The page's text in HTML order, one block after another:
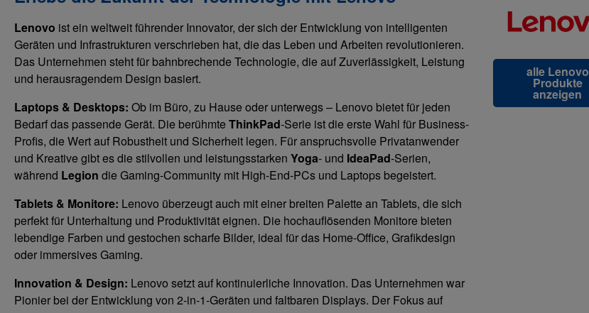
Lenovo ist ein weltweit führender Innovator, der sich der Entwicklung von intelligenten
Geräten und Infrastrukturen verschrieben hat, die das Leben und Arbeiten revolutionieren.
Das Unternehmen steht für bahnbrechende Technologie, die auf Zuverlässigkeit, Leistung
und herausragendem Design basiert.
Laptops & Desktops: Ob im Büro, zu Hause oder unterwegs – Lenovo bietet für jeden
Bedarf das passende Gerät. Die berühmte ThinkPad-Serie ist die erste Wahl für Business-
Profis, die Wert auf Robustheit und Sicherheit legen. Für anspruchsvolle Privatanwender
und Kreative gibt es die stilvollen und leistungsstarken Yoga- und IdeaPad-Serien,
während Legion die Gaming-Community mit High-End-PCs und Laptops begeistert.
Tablets & Monitore: Lenovo überzeugt auch mit einer breiten Palette an Tablets, die sich
perfekt für Unterhaltung und Produktivität eignen. Die hochauflösenden Monitore bieten
lebendige Farben und gestochen scharfe Bilder, ideal für das Home-Office, Grafikdesign
oder immersives Gaming.
Innovation & Design: Lenovo setzt auf kontinuierliche Innovation. Das Unternehmen war
Pionier bei der Entwicklung von 2-in-1-Geräten und faltbaren Displays. Der Fokus auf
alle Lenovo
Produkte
anzeigen